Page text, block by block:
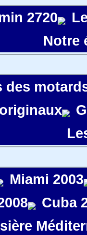
2720
Notre
des
Miami 2003
Cuba